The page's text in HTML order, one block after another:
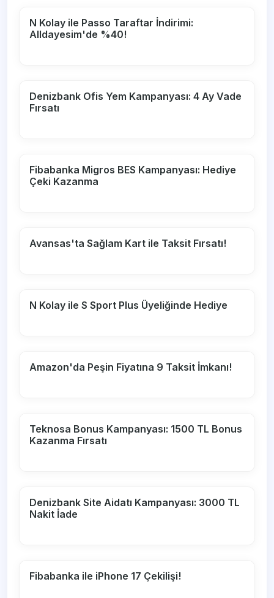
N Kolay ile Passo Taraftar İndirimi:
Alldayesim'de %40!
Denizbank Ofis Yem Kampanyası: 4 Ay Vade
Fırsatı
Fibabanka Migros BES Kampanyası: Hediye
Çeki Kazanma
Avansas'ta Sağlam Kart ile Taksit Fırsatı!
N Kolay ile S Sport Plus Üyeliğinde Hediye
Amazon'da Peşin Fiyatına 9 Taksit İmkanı!
Teknosa Bonus Kampanyası: 1500 TL Bonus
Kazanma Fırsatı
Denizbank Site Aidatı Kampanyası: 3000 TL
Nakit İade
Fibabanka ile iPhone 17 Çekilişi!